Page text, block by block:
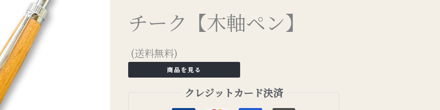
チーク【木軸ペン】
(送料無料)
商品を見る
クレジットカード決済